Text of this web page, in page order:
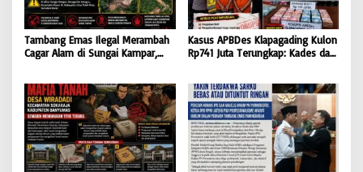
Tambang Emas Ilegal Merambah
Cagar Alam di Sungai Kampar,
Kasus APBDes Klapagading Kulon
Rp741 Juta Terungkap: Kades dan